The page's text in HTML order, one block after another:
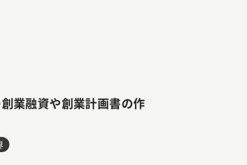
業融資や創業計画書の作